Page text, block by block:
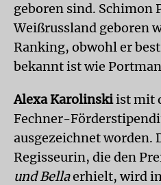
geboren sind. Schimon
Weißrussland geboren
Ranking, obwohl er
bekannt ist wie
Alexa Karolinskiist mit
Fechner-
ausgezeichnet worden.
Regisseurin, die den
und Bellaerhielt, wird